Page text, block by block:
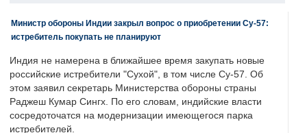
Министр обороны Индии закрыл вопрос о приобретении Су-57:
истребитель покупать не планируют
Индия не намерена в ближайшее время закупать новые
российские истребители "Сухой", в том числе Су-57. Об
этом заявил секретарь Министерства обороны страны
Раджеш Кумар Сингх. По его словам, индийские власти
сосредоточатся на модернизации имеющегося парка
истребителей.